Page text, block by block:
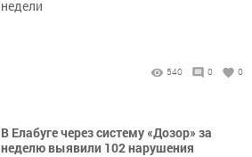
недели
540 0 0
В Елабуге через систему «Дозор» за
неделю выявили 102 нарушения